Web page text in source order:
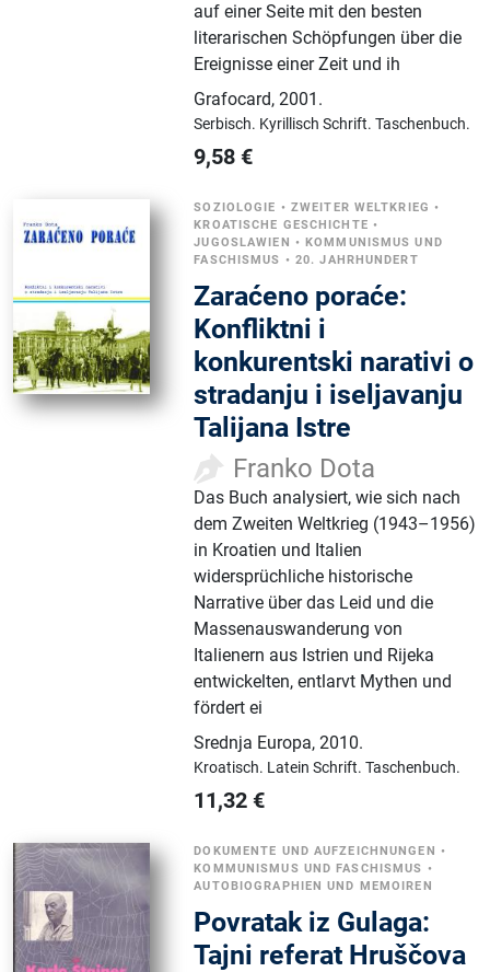
auf einer Seite mit den besten
literarischen Schöpfungen über die
Ereignisse einer Zeit und ih
Grafocard,2001.
Serbisch. Kyrillisch Schrift.Taschenbuch.
9,58 €
SOZIOLOGIE • ZWEITER WELTKRIEG •
KROATISCHE GESCHICHTE •
JUGOSLAWIEN •KOMMUNISMUS UND
FASCHISMUS • 20. JAHRHUNDERT
Zaraćeno poraće:
Konfliktni i
konkurentski narativi o
stradanju i iseljavanju
Talijana Istre
Franko Dota
Das Buch analysiert, wie sich nach
dem Zweiten Weltkrieg (1943–1956)
in Kroatien und Italien
widersprüchliche historische
Narrative über das Leid und die
Massenauswanderung von
Italienern aus Istrien und Rijeka
entwickelten, entlarvt Mythen und
fördert ei
Srednja Europa,2010.
Kroatisch. Latein Schrift.Taschenbuch.
11,32 €
DOKUMENTE UND AUFZEICHNUNGEN •
KOMMUNISMUS UND FASCHISMUS •
AUTOBIOGRAPHIEN UND MEMOIREN
Povratak iz Gulaga:
Tajni referat Hruščova